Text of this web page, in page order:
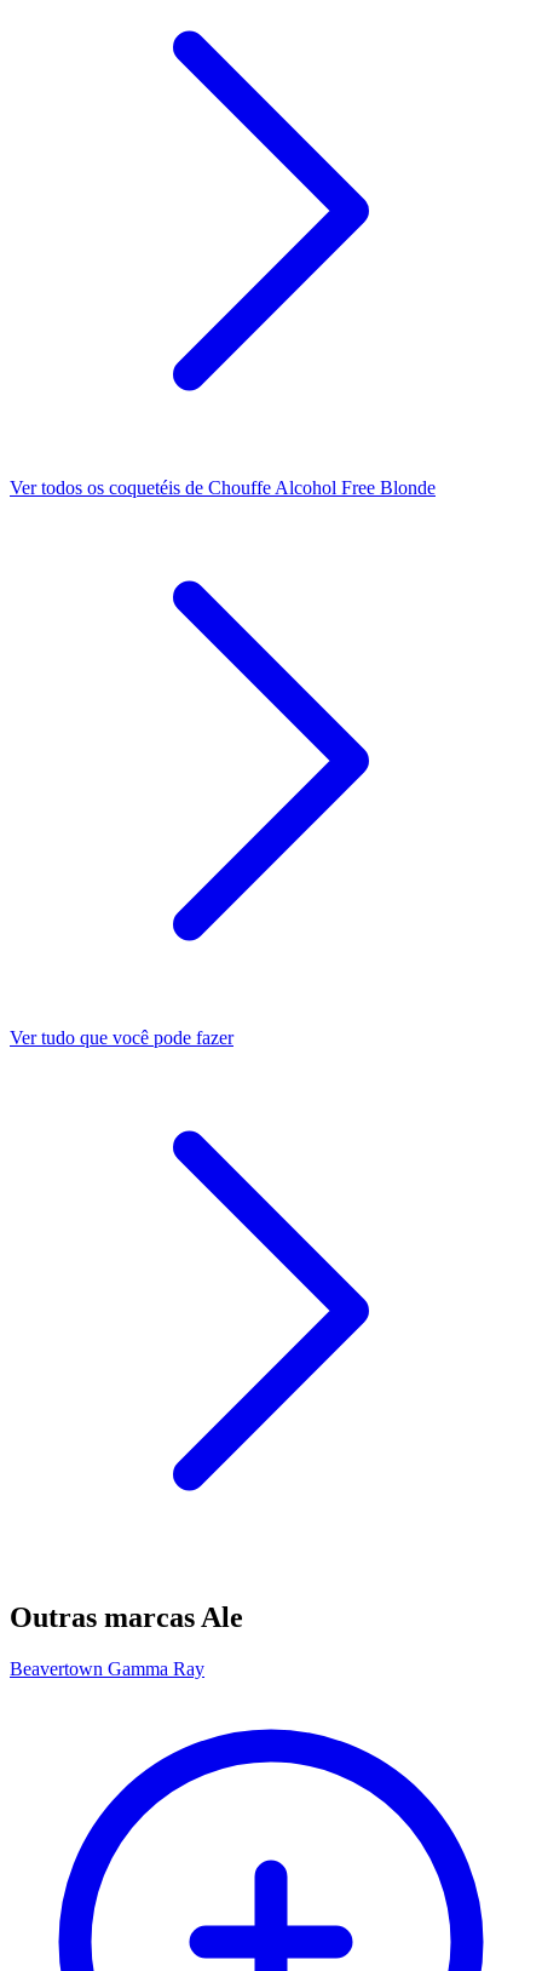
Ver todos os coquetéis de Chouffe Alcohol Free Blonde
Ver tudo que você pode fazer
Outras marcas Ale
Beavertown Gamma Ray